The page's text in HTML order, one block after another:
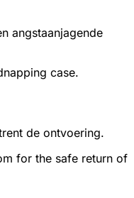
angstaanjagende
case.
de ontvoering.
for the safe return of